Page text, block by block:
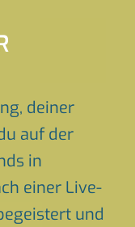
deiner
auf der
in
einer Live-
und